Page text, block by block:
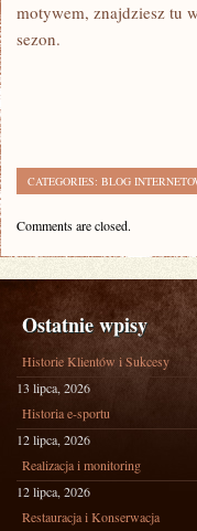
motywem, znajdziesz tu
sezon.
CATEGORIES: BLOG
Comments are closed.
Ostatnie wpisy
Historie Klientów i Sukcesy
13 lipca, 2026
Historia e-sportu
12 lipca, 2026
Realizacja i monitoring
12 lipca, 2026
Restauracja i Konserwacja